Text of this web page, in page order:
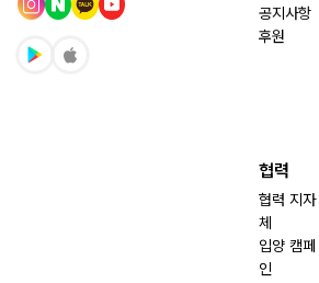
공지사항
후원
협력
협력 지자
체
입양 캠페
인